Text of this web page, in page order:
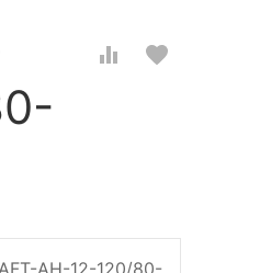
AH-12-120/80-